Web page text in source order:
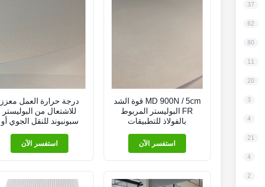
37
62
80
11
20
3
4
21
4
2
MD 900N / 5cm قوة الشد
FR البوليستر المربوط
بالفولاذ للتطبيقات
استفسر الآن
درجة حرارة العمل معزز
للاشتعال من البوليستر
سبونبوند للنقل الجوي أو
استفسر الآن